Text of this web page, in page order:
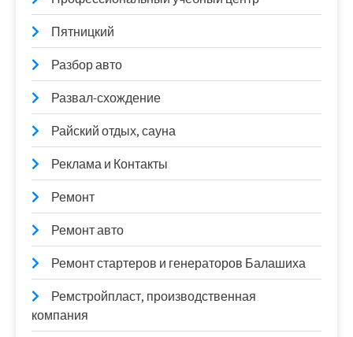
Пятницкий
Разбор авто
Развал-схождение
Райский отдых, сауна
Реклама и Контакты
Ремонт
Ремонт авто
Ремонт стартеров и генераторов Балашиха
Ремстройпласт, производственная
компания